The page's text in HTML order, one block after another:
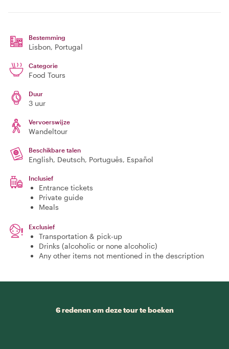
Bestemming
Lisbon, Portugal
Categorie
Food Tours
Duur
3 uur
Vervoerswijze
Wandeltour
Beschikbare talen
English, Deutsch, Português, Español
Inclusief
Entrance tickets
Private guide
Meals
Exclusief
Transportation & pick-up
Drinks (alcoholic or none alcoholic)
Any other items not mentioned in the description
6 redenen om deze tour te boeken